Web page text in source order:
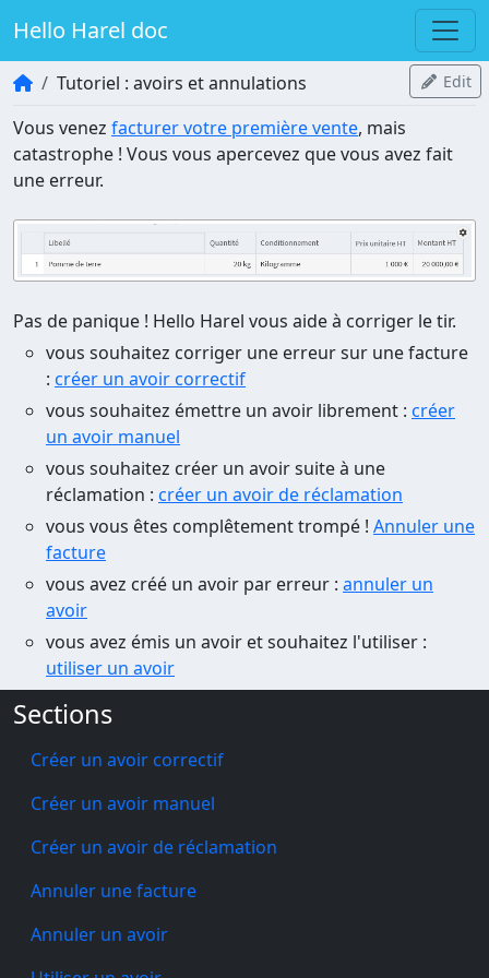
Hello Harel doc
Tutoriel : avoirs et annulations Edit
Sections
Créer un avoir correctif
Créer un avoir manuel
Créer un avoir de réclamation
Annuler une facture
Annuler un avoir
Vous venez facturer votre première vente, mais
catastrophe ! Vous vous apercevez que vous avez fait
une erreur.
Pas de panique ! Hello Harel vous aide à corriger le tir.
vous souhaitez corriger une erreur sur une facture
: créer un avoir correctif
vous souhaitez émettre un avoir librement : créer
un avoir manuel
vous souhaitez créer un avoir suite à une
réclamation : créer un avoir de réclamation
vous vous êtes complêtement trompé ! Annuler une
facture
vous avez créé un avoir par erreur : annuler un
avoir
vous avez émis un avoir et souhaitez l'utiliser :
utiliser un avoir